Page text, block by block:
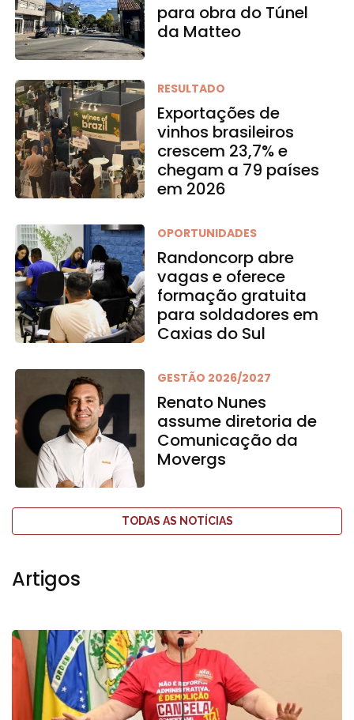
para obra do Túnel
da Matteo
RESULTADO
Exportações de
vinhos brasileiros
crescem 23,7% e
chegam a 79 países
em 2026
OPORTUNIDADES
Randoncorp abre
vagas e oferece
formação gratuita
para soldadores em
Caxias do Sul
GESTÃO 2026/2027
Renato Nunes
assume diretoria de
Comunicação da
Movergs
TODAS AS NOTÍCIAS
Artigos